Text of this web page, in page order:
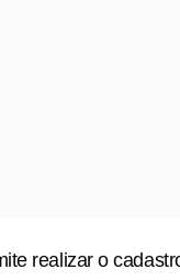
realizar o